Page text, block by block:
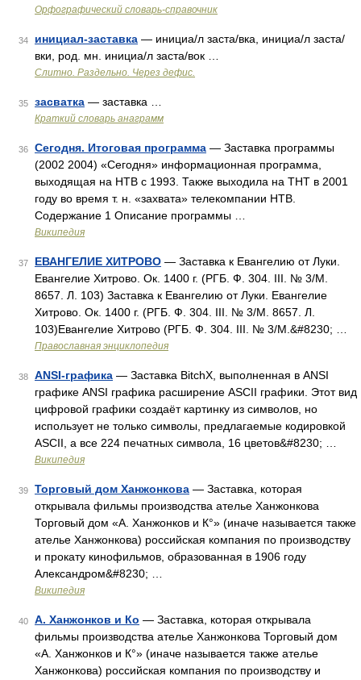
Орфографический словарь-справочник
34 инициал-заставка — инициа/л заста/вка, инициа/л заста/
вки, род. мн. инициа/л заста/вок …
Слитно. Раздельно. Через дефис.
35 засватка — заставка …
Краткий словарь анаграмм
36 Сегодня. Итоговая программа — Заставка программы
(2002 2004) «Сегодня» информационная программа,
выходящая на НТВ с 1993. Также выходила на ТНТ в 2001
году во время т. н. «захвата» телекомпании НТВ.
Содержание 1 Описание программы …
Википедия
37 ЕВАНГЕЛИЕ ХИТРОВО — Заставка к Евангелию от Луки.
Евангелие Хитрово. Ок. 1400 г. (РГБ. Ф. 304. III. № 3/М.
8657. Л. 103) Заставка к Евангелию от Луки. Евангелие
Хитрово. Ок. 1400 г. (РГБ. Ф. 304. III. № 3/М. 8657. Л.
103)Евангелие Хитрово (РГБ. Ф. 304. III. № 3/М.&#8230; …
Православная энциклопедия
38 ANSI-графика — Заставка BitchX, выполненная в ANSI
графике ANSI графика расширение ASCII графики. Этот вид
цифровой графики создаёт картинку из символов, но
использует не только символы, предлагаемые кодировкой
ASCII, а все 224 печатных символа, 16 цветов&#8230; …
Википедия
39 Торговый дом Ханжонкова — Заставка, которая
открывала фильмы производства ателье Ханжонкова
Торговый дом «А. Ханжонков и К°» (иначе называется также
ателье Ханжонкова) российская компания по производству
и прокату кинофильмов, образованная в 1906 году
Александром&#8230; …
Википедия
40 А. Ханжонков и Ко — Заставка, которая открывала
фильмы производства ателье Ханжонкова Торговый дом
«А. Ханжонков и К°» (иначе называется также ателье
Ханжонкова) российская компания по производству и